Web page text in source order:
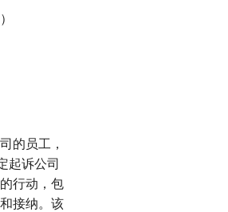
的员工，
起诉公司
行动，包
接纳。该